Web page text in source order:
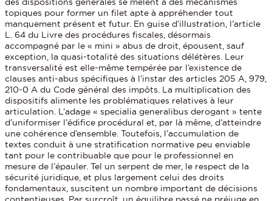
topiques pour former un filet apte à appréhender tout
manquement présent et futur. En guise d’illustration, l’article
L. 64 du Livre des procédures fiscales, désormais
accompagné par le « mini » abus de droit, épousent, sauf
exception, la quasi-totalité des situations délétères. Leur
transversalité est elle-même tempérée par l’existence de
clauses anti-abus spécifiques à l’instar des articles 205 A, 979,
210-0 A du Code général des impôts. La multiplication des
dispositifs alimente les problématiques relatives à leur
articulation. L’adage « specialia generalibus derogant » tente
d’uniformiser l’édifice procédural et, par là même, d’atteindre
une cohérence d’ensemble. Toutefois, l’accumulation de
textes conduit à une stratification normative peu enviable
tant pour le contribuable que pour le professionnel en
mesure de l’épauler. Tel un serpent de mer, le respect de la
sécurité juridique, et plus largement celui des droits
fondamentaux, suscitent un nombre important de décisions